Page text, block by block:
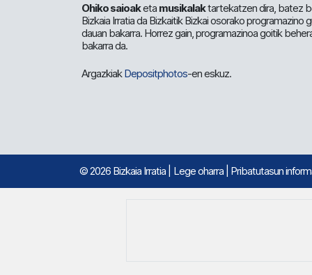
Ohiko saioaketa musikalaktartekatzen dira, batez
Bizkaia Irratia da Bizkaitik Bizkai osorako
dauan bakarra. Horrez gain, programazinoa goitik
bakarra da.
ArgazkiakDepositphotos-en eskuz.
© 2026 Bizkaia Irratia Lege oharra Pribatutasun